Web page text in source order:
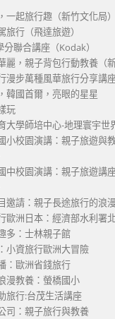
一起旅行趣（新竹文化局）
旅行（飛達旅遊）
聯合講座（Kodak）
麗，親子背包行動教養（新
漫步萬種風華旅行分享講
韓國首爾，亮眼的星星
玩
大學師培中心-地理寰宇世
小校園演講：親子旅遊與
中校園演講：親子旅遊講
邀請：親子長途旅行的浪
歐洲日本：經濟部水利署
多：士林親子館
小資旅行歐洲大冒險
：歐洲省錢旅行
漫教養：螢橋國小
旅行:台茂生活講座
司：親子旅行與教養